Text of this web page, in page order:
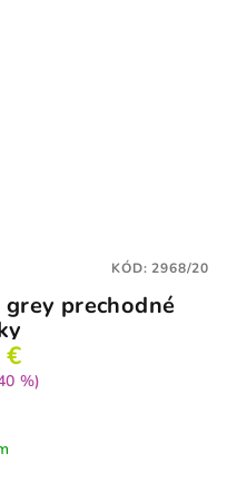
grey prechodné
€
%)
KÓD:2968/20